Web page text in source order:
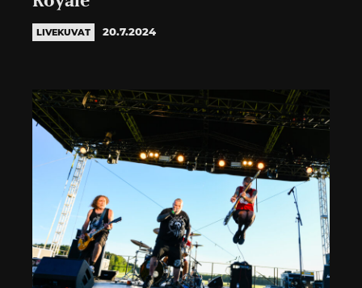
LIVEKUVAT 20.7.2024